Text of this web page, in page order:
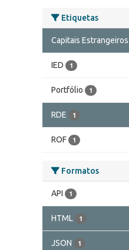
Etiquetas
Capitais Estrangeiros
IED 1
Portfólio 1
RDE 1
ROF 1
Formatos
API 1
HTML 1
JSON 1